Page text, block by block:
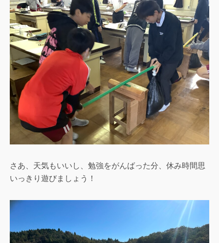
さあ、天気もいいし、勉強をがんばった分、休み時間思
いっきり遊びましょう！